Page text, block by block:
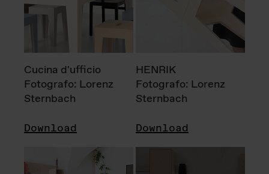
Cucina d'ufficio
Fotografo: Lorenz
Sternbach
Download
HENRIK
Fotografo: Lorenz
Sternbach
Download